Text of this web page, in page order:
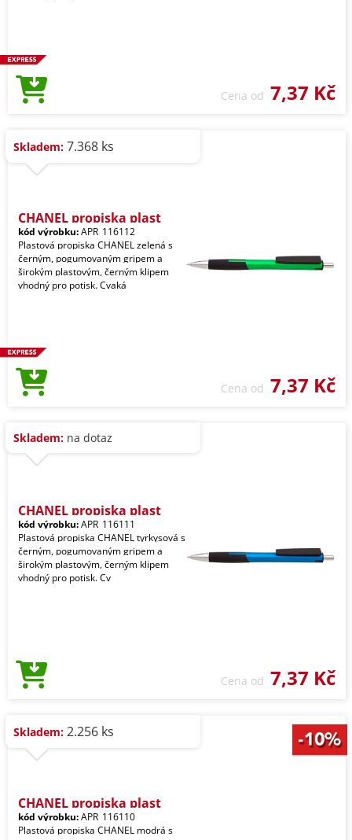
Cena od 7,37 Kč
Skladem: 7.368 ks
CHANEL propiska plast
kód výrobku:APR_116112
Plastová propiska CHANEL zelená s
černým, pogumovaným gripem a
širokým plastovým, černým klipem
vhodný pro potisk. Cvaká
Cena od 7,37 Kč
Skladem: na dotaz
CHANEL propiska plast
kód výrobku:APR_116111
Plastová propiska CHANEL tyrkysová s
černým, pogumovaným gripem a
širokým plastovým, černým klipem
vhodný pro potisk. Cv
Cena od 7,37 Kč
Skladem: 2.256 ks
CHANEL propiska plast
kód výrobku:APR_116110
Plastová propiska CHANEL modrá s